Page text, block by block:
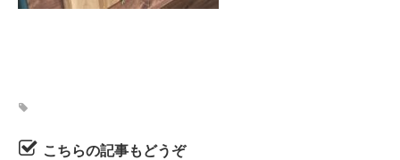
こちらの記事もどうぞ